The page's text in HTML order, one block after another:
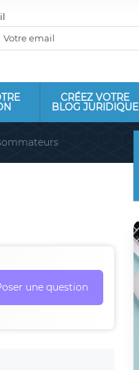
CRÉEZ VOTRE
BLOG JURIDIQUE
une question